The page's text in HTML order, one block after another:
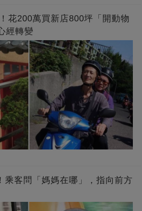
花200萬買新店800坪「開動物
經轉變
乘客問「媽媽在哪」，指向前方